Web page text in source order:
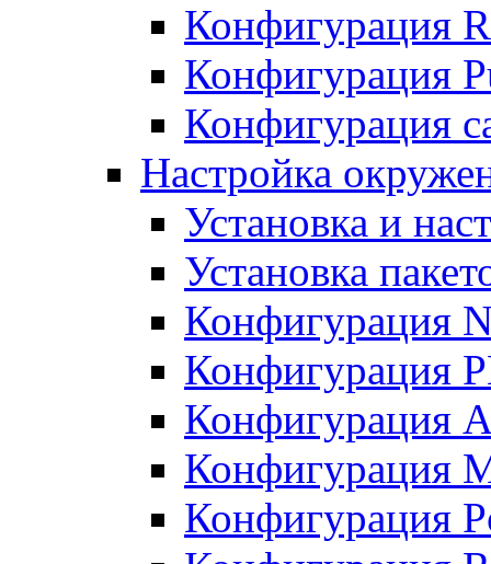
Конфигурация
Конфигурация
Конфигурация
Настройка
Установка и
Установка
Конфигурация
Конфигурация
Конфигурация
Конфигурация
Конфигурация